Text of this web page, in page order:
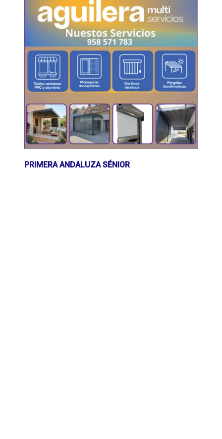
PRIMERA ANDALUZA SÉNIOR